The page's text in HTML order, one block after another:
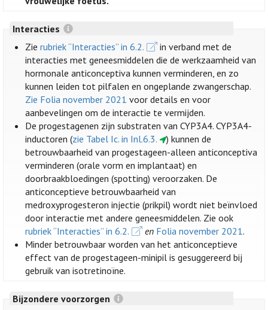
Interacties
Zierubriek “Interacties” in 6.2.
in verband met de
interacties met geneesmiddelen die de werkzaamheid van
hormonale anticonceptiva kunnen verminderen, en zo
kunnen leiden tot pilfalen en ongeplande zwangerschap.
Zie Folia november 2021 voor details en voor
aanbevelingen om de interactie te vermijden.
De progestagenen zijn substraten van CYP3A4. CYP3A4-
inductoren (zie Tabel Ic. in Inl.6.3.
) kunnen de
betrouwbaarheid van progestageen-alleen anticonceptiva
verminderen (orale vorm en implantaat) en
doorbraakbloedingen (spotting) veroorzaken. De
anticonceptieve betrouwbaarheid van
medroxyprogesteron injectie (prikpil) wordt niet beïnvloed
door interactie met andere geneesmiddelen. Zie ook
rubriek “Interacties” in 6.2.
en Folia november 2021.
Minder betrouwbaar worden van het anticonceptieve
effect van de progestageen-minipil is gesuggereerd bij
gebruik van isotretinoïne.
Bijzondere voorzorgen